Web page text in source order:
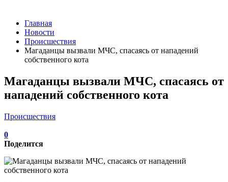
Главная
Новости
Происшествия
Магаданцы вызвали МЧС, спасаясь от нападений
собственного кота
Магаданцы вызвали МЧС, спасаясь от
нападений собственного кота
Происшествия
0
Поделится